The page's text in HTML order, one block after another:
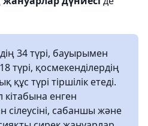
34 түрі, бауырымен
қосмекенділердің
құс түрі тіршілік етеді.
енген
сілеусіні, сабаншы және